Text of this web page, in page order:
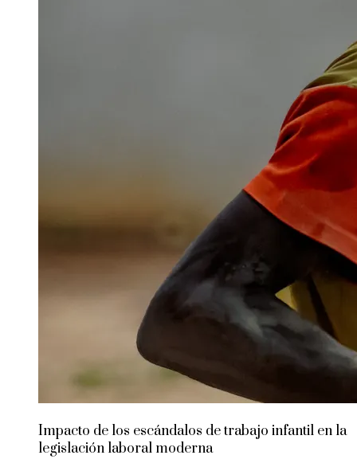
Impacto de los escándalos de trabajo infantil en la
legislación laboral moderna